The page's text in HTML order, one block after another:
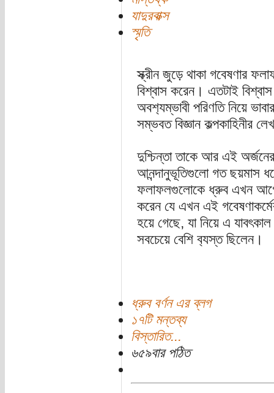
যাদুরবাক্স
স্মৃতি
স্ক্রীন জুড়ে থাকা গবেষণার
বিশ্বাস করেন। এতটাই
অবশ‍্যম্ভাবী পরিণতি নিয়ে
সম্ভবত বিজ্ঞান কল্পকাহিনীর
দুশ্চিন্তা তাকে আর এই অর্জনের
আনন্দানুভূতিগুলো গত ছয়মাস
ফলাফলগুলোকে ধ্রুব এখন
করেন যে এখন এই
হয়ে গেছে, যা নিয়ে এ
সবচেয়ে বেশি ব‍্যস্ত ছিলেন।
ধ্রুব বর্ণন এর ব্লগ
১৭টি মন্তব্য
বিস্তারিত...
৬৫৯বার পঠিত